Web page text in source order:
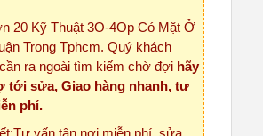
20 Kỹ Thuật 3O-4Op Có Mặt Ở
Trong Tphcm. Quý khách
ra ngoài tìm kiếm chờ đợi hãy
tới sửa, Giao hàng nhanh, tư
phí.
vấn tận nơi miễn phí, sửa